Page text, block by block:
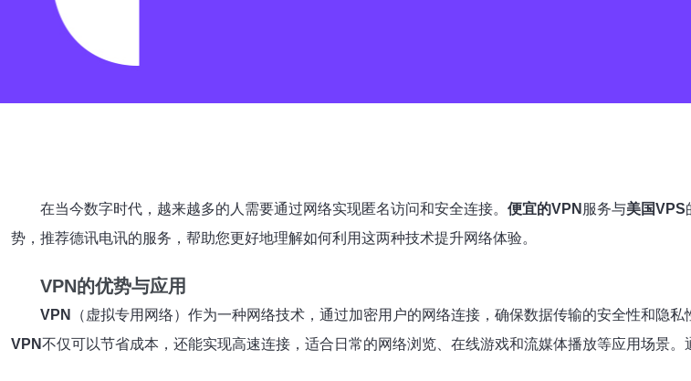
在当今数字时代，越来越多的人需要通过网络实现匿名访问和安全连接。 便宜的VPN 服务与美国VPS
势，推荐德讯电讯的服务，帮助您更好地理解如何利用这两种技术提升网络体验。
VPN的优势与应用
VPN （虚拟专用网络）作为一种网络技术，通过加密用户的网络连接，确保数据传输的安全性和隐
VPN不仅可以节省成本，还能实现高速连接，适合日常的网络浏览、在线游戏和流媒体播放等应用场景